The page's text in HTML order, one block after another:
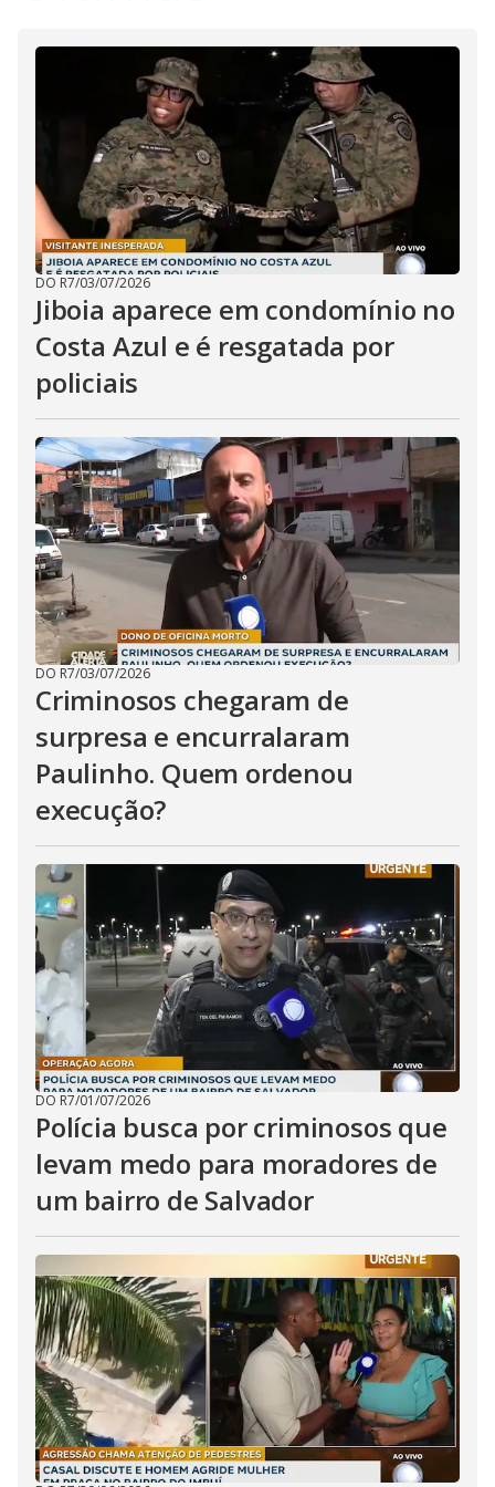
d
e
o
DO R7/03/07/2026
Jiboia aparece em condomínio no
Costa Azul e é resgatada por
policiais
DO R7/03/07/2026
Criminosos chegaram de
surpresa e encurralaram
Paulinho. Quem ordenou
execução?
DO R7/01/07/2026
Polícia busca por criminosos que
levam medo para moradores de
um bairro de Salvador